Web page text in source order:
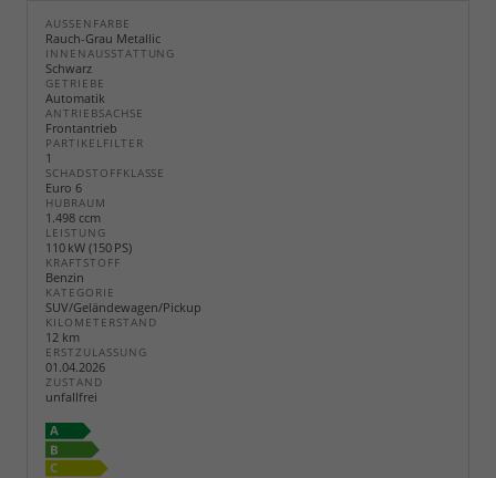
AUSSENFARBE
Rauch-Grau Metallic
INNENAUSSTATTUNG
Schwarz
GETRIEBE
Automatik
ANTRIEBSACHSE
Frontantrieb
PARTIKELFILTER
1
SCHADSTOFFKLASSE
Euro 6
HUBRAUM
1.498 ccm
LEISTUNG
110 kW (150 PS)
KRAFTSTOFF
Benzin
KATEGORIE
SUV/Geländewagen/Pickup
KILOMETERSTAND
12 km
ERSTZULASSUNG
01.04.2026
ZUSTAND
unfallfrei